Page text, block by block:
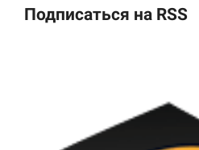
Подписаться на RSS